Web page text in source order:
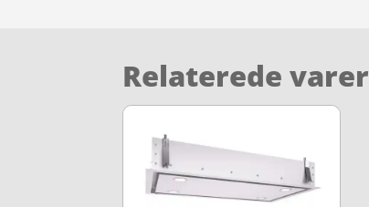
Relaterede varer